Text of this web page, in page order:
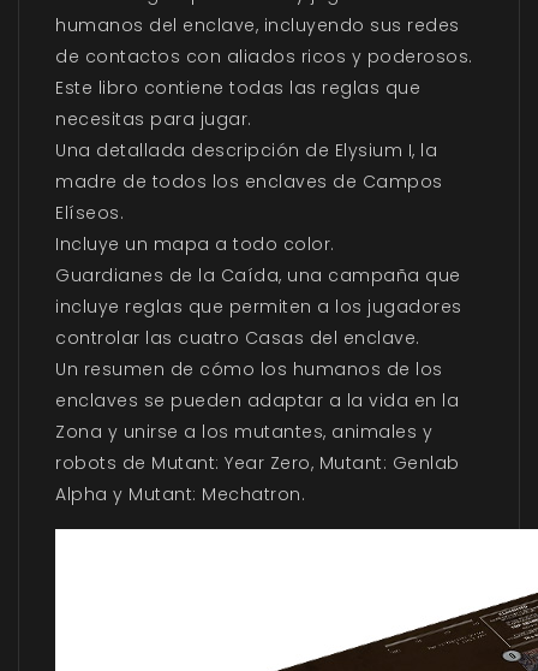
humanos del enclave, incluyendo sus redes
de contactos con aliados ricos y poderosos.
Este libro contiene todas las reglas que
necesitas para jugar.
Una detallada descripción de Elysium I, la
madre de todos los enclaves de Campos
Elíseos.
Incluye un mapa a todo color.
Guardianes de la Caída, una campaña que
incluye reglas que permiten a los jugadores
controlar las cuatro Casas del enclave.
Un resumen de cómo los humanos de los
enclaves se pueden adaptar a la vida en la
Zona y unirse a los mutantes, animales y
robots de Mutant: Year Zero, Mutant: Genlab
Alpha y Mutant: Mechatron.